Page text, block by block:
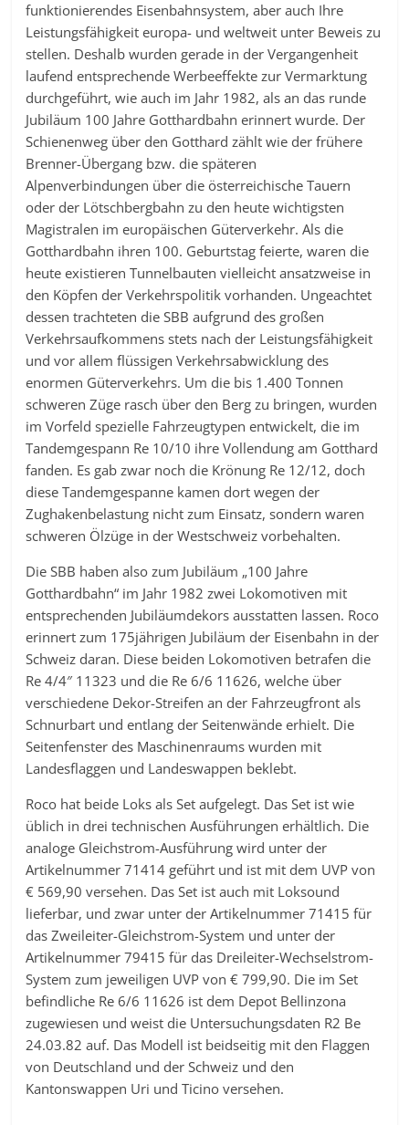
funktionierendes Eisenbahnsystem, aber auch Ihre
Leistungsfähigkeit europa- und weltweit unter Beweis zu
stellen. Deshalb wurden gerade in der Vergangenheit
laufend entsprechende Werbeeffekte zur Vermarktung
durchgeführt, wie auch im Jahr 1982, als an das runde
Jubiläum 100 Jahre Gotthardbahn erinnert wurde. Der
Schienenweg über den Gotthard zählt wie der frühere
Brenner-Übergang bzw. die späteren
Alpenverbindungen über die österreichische Tauern
oder der Lötschbergbahn zu den heute wichtigsten
Magistralen im europäischen Güterverkehr. Als die
Gotthardbahn ihren 100. Geburtstag feierte, waren die
heute existieren Tunnelbauten vielleicht ansatzweise in
den Köpfen der Verkehrspolitik vorhanden. Ungeachtet
dessen trachteten die SBB aufgrund des großen
Verkehrsaufkommens stets nach der Leistungsfähigkeit
und vor allem flüssigen Verkehrsabwicklung des
enormen Güterverkehrs. Um die bis 1.400 Tonnen
schweren Züge rasch über den Berg zu bringen, wurden
im Vorfeld spezielle Fahrzeugtypen entwickelt, die im
Tandemgespann Re 10/10 ihre Vollendung am Gotthard
fanden. Es gab zwar noch die Krönung Re 12/12, doch
diese Tandemgespanne kamen dort wegen der
Zughakenbelastung nicht zum Einsatz, sondern waren
schweren Ölzüge in der Westschweiz vorbehalten.
Die SBB haben also zum Jubiläum „100 Jahre
Gotthardbahn“ im Jahr 1982 zwei Lokomotiven mit
entsprechenden Jubiläumdekors ausstatten lassen. Roco
erinnert zum 175jährigen Jubiläum der Eisenbahn in der
Schweiz daran. Diese beiden Lokomotiven betrafen die
Re 4/4″ 11323 und die Re 6/6 11626, welche über
verschiedene Dekor-Streifen an der Fahrzeugfront als
Schnurbart und entlang der Seitenwände erhielt. Die
Seitenfenster des Maschinenraums wurden mit
Landesflaggen und Landeswappen beklebt.
Roco hat beide Loks als Set aufgelegt. Das Set ist wie
üblich in drei technischen Ausführungen erhältlich. Die
analoge Gleichstrom-Ausführung wird unter der
Artikelnummer 71414 geführt und ist mit dem UVP von
€ 569,90 versehen. Das Set ist auch mit Loksound
lieferbar, und zwar unter der Artikelnummer 71415 für
das Zweileiter-Gleichstrom-System und unter der
Artikelnummer 79415 für das Dreileiter-Wechselstrom-
System zum jeweiligen UVP von € 799,90. Die im Set
befindliche Re 6/6 11626 ist dem Depot Bellinzona
zugewiesen und weist die Untersuchungsdaten R2 Be
24.03.82 auf. Das Modell ist beidseitig mit den Flaggen
von Deutschland und der Schweiz und den
Kantonswappen Uri und Ticino versehen.